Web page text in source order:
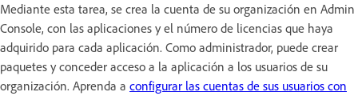
Mediante esta tarea, se crea la cuenta de su organización en Admin
Console, con las aplicaciones y el número de licencias que haya
adquirido para cada aplicación. Como administrador, puede crear
paquetes y conceder acceso a la aplicación a los usuarios de su
organización. Aprenda a configurar las cuentas de sus usuarios con